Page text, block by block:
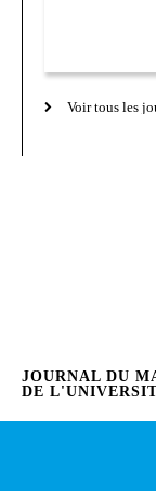
Voir tous les
JOURNAL DU
DE